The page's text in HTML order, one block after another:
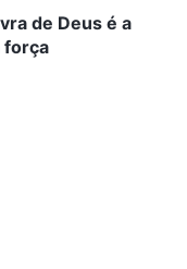
de ela ser presa
foi
confiar tudo a
e
uma
de Deus é a
força